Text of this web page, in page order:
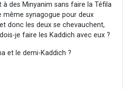
à des Minyanim sans faire la Téfila
même synagogue pour deux
donc les deux se chevauchent,
je faire les Kaddich avec eux ?
et le demi-Kaddich ?